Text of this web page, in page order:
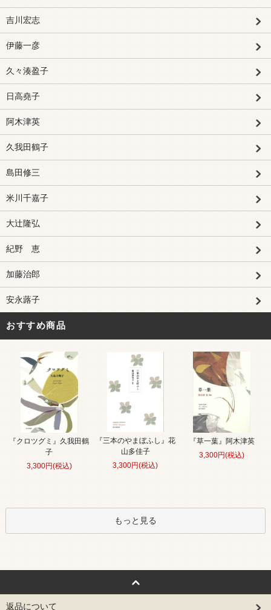
吉川宏志
伊藤一彦
久々湊盈子
日高堯子
阿木津英
久我田鶴子
島田修三
米川千嘉子
大辻隆弘
紀野 恵
加藤治郎
安永蕗子
おすすめ商品
『クロツグミ』久我田鶴
子
3,300円(税込)
『三本のやまぼふし』花
山多佳子
3,300円(税込)
『草一葉』阿木津英
3,300円(税込)
もっと見る
返品について